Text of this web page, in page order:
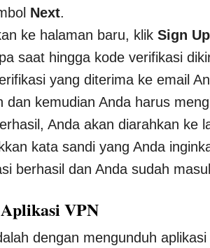
Next.
ke halaman baru, klik Sign Up
saat hingga kode verifikasi
yang diterima ke email
dan kemudian Anda harus
Anda akan diarahkan ke
kata sandi yang Anda
berhasil dan Anda sudah
VPN
dengan mengunduh